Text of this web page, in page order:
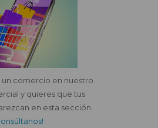
un comercio en nuestro
y quieres que tus
en esta sección